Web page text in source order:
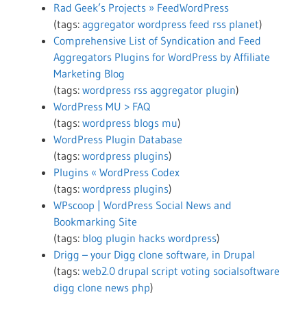
Rad Geek’s Projects » FeedWordPress
(tags: aggregator wordpress feed rss planet)
Comprehensive List of Syndication and Feed
Aggregators Plugins for WordPress by Affiliate
Marketing Blog
(tags: wordpress rss aggregator plugin)
WordPress MU > FAQ
(tags: wordpress blogs mu)
WordPress Plugin Database
(tags: wordpress plugins)
Plugins « WordPress Codex
(tags: wordpress plugins)
WPscoop | WordPress Social News and
Bookmarking Site
(tags: blog plugin hacks wordpress)
Drigg – your Digg clone software, in Drupal
(tags: web2.0 drupal script voting socialsoftware
digg clone news php)